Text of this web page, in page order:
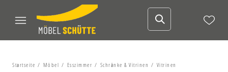
Startseite Möbel Esszimmer Schränke & Vitrinen Vitrinen